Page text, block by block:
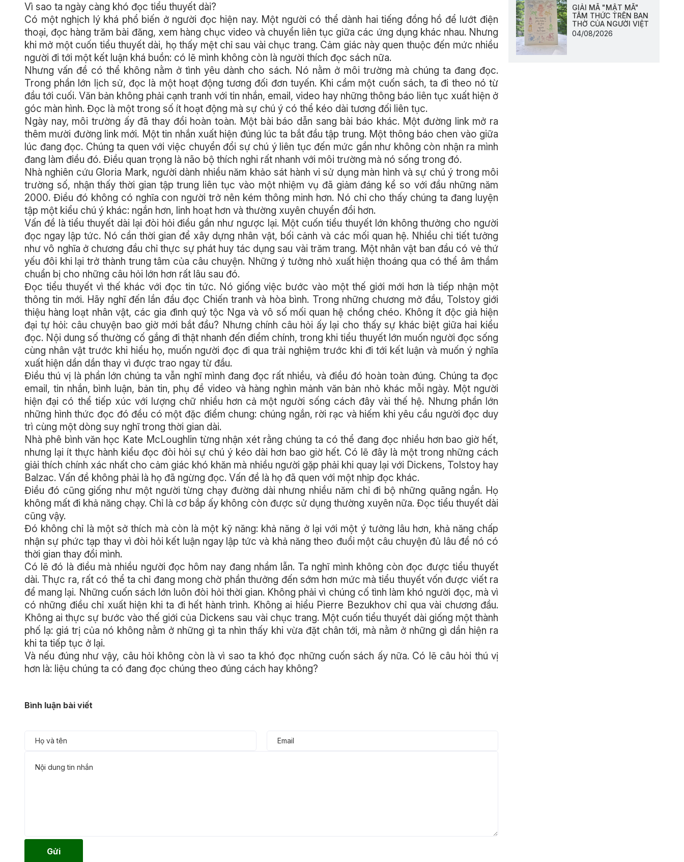
Vì sao ta ngày càng khó đọc tiểu thuyết dài?
Có một nghịch lý khá phổ biến ở người đọc hiện nay. Một người có thể dành hai tiếng đồng hồ để lướt điện
thoại, đọc hàng trăm bài đăng, xem hàng chục video và chuyển liên tục giữa các ứng dụng khác nhau. Nhưng
khi mở một cuốn tiểu thuyết dài, họ thấy mệt chỉ sau vài chục trang. Cảm giác này quen thuộc đến mức nhiều
người đi tới một kết luận khá buồn: có lẽ mình không còn là người thích đọc sách nữa.
Nhưng vấn đề có thể không nằm ở tình yêu dành cho sách. Nó nằm ở môi trường mà chúng ta đang đọc.
Trong phần lớn lịch sử, đọc là một hoạt động tương đối đơn tuyến. Khi cầm một cuốn sách, ta đi theo nó từ
đầu tới cuối. Văn bản không phải cạnh tranh với tin nhắn, email, video hay những thông báo liên tục xuất hiện ở
góc màn hình. Đọc là một trong số ít hoạt động mà sự chú ý có thể kéo dài tương đối liên tục.
Ngày nay, môi trường ấy đã thay đổi hoàn toàn. Một bài báo dẫn sang bài báo khác. Một đường link mở ra
thêm mười đường link mới. Một tin nhắn xuất hiện đúng lúc ta bắt đầu tập trung. Một thông báo chen vào giữa
lúc đang đọc. Chúng ta quen với việc chuyển đổi sự chú ý liên tục đến mức gần như không còn nhận ra mình
đang làm điều đó. Điều quan trọng là não bộ thích nghi rất nhanh với môi trường mà nó sống trong đó.
Nhà nghiên cứu Gloria Mark, người dành nhiều năm khảo sát hành vi sử dụng màn hình và sự chú ý trong môi
trường số, nhận thấy thời gian tập trung liên tục vào một nhiệm vụ đã giảm đáng kể so với đầu những năm
2000. Điều đó không có nghĩa con người trở nên kém thông minh hơn. Nó chỉ cho thấy chúng ta đang luyện
tập một kiểu chú ý khác: ngắn hơn, linh hoạt hơn và thường xuyên chuyển đổi hơn.
Vấn đề là tiểu thuyết dài lại đòi hỏi điều gần như ngược lại. Một cuốn tiểu thuyết lớn không thưởng cho người
đọc ngay lập tức. Nó cần thời gian để xây dựng nhân vật, bối cảnh và các mối quan hệ. Nhiều chi tiết tưởng
như vô nghĩa ở chương đầu chỉ thực sự phát huy tác dụng sau vài trăm trang. Một nhân vật ban đầu có vẻ thứ
yếu đôi khi lại trở thành trung tâm của câu chuyện. Những ý tưởng nhỏ xuất hiện thoáng qua có thể âm thầm
chuẩn bị cho những câu hỏi lớn hơn rất lâu sau đó.
Đọc tiểu thuyết vì thế khác với đọc tin tức. Nó giống việc bước vào một thế giới mới hơn là tiếp nhận một
thông tin mới. Hãy nghĩ đến lần đầu đọc Chiến tranh và hòa bình. Trong những chương mở đầu, Tolstoy giới
thiệu hàng loạt nhân vật, các gia đình quý tộc Nga và vô số mối quan hệ chồng chéo. Không ít độc giả hiện
đại tự hỏi: câu chuyện bao giờ mới bắt đầu? Nhưng chính câu hỏi ấy lại cho thấy sự khác biệt giữa hai kiểu
đọc. Nội dung số thường cố gắng đi thật nhanh đến điểm chính, trong khi tiểu thuyết lớn muốn người đọc sống
cùng nhân vật trước khi hiểu họ, muốn người đọc đi qua trải nghiệm trước khi đi tới kết luận và muốn ý nghĩa
xuất hiện dần dần thay vì được trao ngay từ đầu.
Điều thú vị là phần lớn chúng ta vẫn nghĩ mình đang đọc rất nhiều, và điều đó hoàn toàn đúng. Chúng ta đọc
email, tin nhắn, bình luận, bản tin, phụ đề video và hàng nghìn mảnh văn bản nhỏ khác mỗi ngày. Một người
hiện đại có thể tiếp xúc với lượng chữ nhiều hơn cả một người sống cách đây vài thế hệ. Nhưng phần lớn
những hình thức đọc đó đều có một đặc điểm chung: chúng ngắn, rời rạc và hiếm khi yêu cầu người đọc duy
trì cùng một dòng suy nghĩ trong thời gian dài.
Nhà phê bình văn học Kate McLoughlin từng nhận xét rằng chúng ta có thể đang đọc nhiều hơn bao giờ hết,
nhưng lại ít thực hành kiểu đọc đòi hỏi sự chú ý kéo dài hơn bao giờ hết. Có lẽ đây là một trong những cách
giải thích chính xác nhất cho cảm giác khó khăn mà nhiều người gặp phải khi quay lại với Dickens, Tolstoy hay
Balzac. Vấn đề không phải là họ đã ngừng đọc. Vấn đề là họ đã quen với một nhịp đọc khác.
Điều đó cũng giống như một người từng chạy đường dài nhưng nhiều năm chỉ đi bộ những quãng ngắn. Họ
không mất đi khả năng chạy. Chỉ là cơ bắp ấy không còn được sử dụng thường xuyên nữa. Đọc tiểu thuyết dài
cũng vậy.
Đó không chỉ là một sở thích mà còn là một kỹ năng: khả năng ở lại với một ý tưởng lâu hơn, khả năng chấp
nhận sự phức tạp thay vì đòi hỏi kết luận ngay lập tức và khả năng theo đuổi một câu chuyện đủ lâu để nó có
thời gian thay đổi mình.
Có lẽ đó là điều mà nhiều người đọc hôm nay đang nhầm lẫn. Ta nghĩ mình không còn đọc được tiểu thuyết
dài. Thực ra, rất có thể ta chỉ đang mong chờ phần thưởng đến sớm hơn mức mà tiểu thuyết vốn được viết ra
để mang lại. Những cuốn sách lớn luôn đòi hỏi thời gian. Không phải vì chúng cố tình làm khó người đọc, mà vì
có những điều chỉ xuất hiện khi ta đi hết hành trình. Không ai hiểu Pierre Bezukhov chỉ qua vài chương đầu.
Không ai thực sự bước vào thế giới của Dickens sau vài chục trang. Một cuốn tiểu thuyết dài giống một thành
phố lạ: giá trị của nó không nằm ở những gì ta nhìn thấy khi vừa đặt chân tới, mà nằm ở những gì dần hiện ra
khi ta tiếp tục ở lại.
Và nếu đúng như vậy, câu hỏi không còn là vì sao ta khó đọc những cuốn sách ấy nữa. Có lẽ câu hỏi thú vị
hơn là: liệu chúng ta có đang đọc chúng theo đúng cách hay không?
GIẢI MÃ "MẬT MÃ"
TÂM THỨC TRÊN BAN
THỜ CỦA NGƯỜI VIỆT
04/08/2026
Bình luận bài viết
Gửi